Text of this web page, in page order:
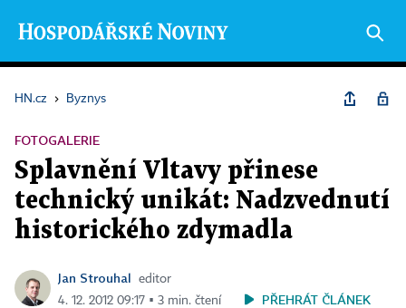
HN.cz › Byznys
FOTOGALERIE
Splavnění Vltavy přinese
technický unikát: Nadzvednutí
historického zdymadla
Jan Strouhal
editor
4. 12. 2012 09:17 ▪ 3 min. čtení
PŘEHRÁT ČLÁNEK